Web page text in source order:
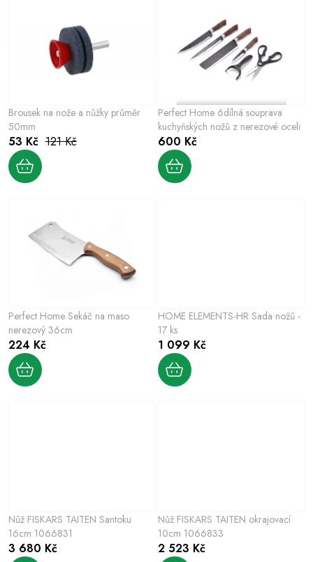
d
u
k
t
r
o
d
u
k
Brousek na nože a nůžky průměr
50mm
53 Kč 121 Kč
Perfect Home 6dílná souprava
kuchyňských nožů z nerezové oceli
600 Kč
Perfect Home Sekáč na maso
nerezový 36cm
224 Kč
HOME ELEMENTS-HR Sada nožů -
17 ks
1 099 Kč
Nůž FISKARS TAITEN Santoku
16cm 1066831
3 680 Kč
Nůž FISKARS TAITEN okrajovací
10cm 1066833
2 523 Kč